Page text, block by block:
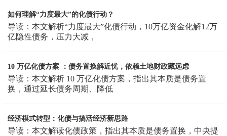
如何理解“力度最大”的化债行动？
导读：本文解析“力度最大”化债行动，10万亿资金化解12万
亿隐性债务，压力大减，
10 万亿化债方案 ：债务置换解近忧，依赖土地财政藏远虑
导读：本文解析 10 万亿化债方案，指出其本质是债务置
换，通过延长债务周期、降低
经济模式转型：化债与搞活经济新思路
导读：本文解读化债政策，指出其本质是债务置换，中央提